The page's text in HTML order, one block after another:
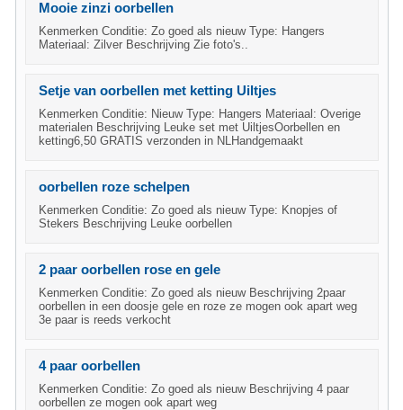
Mooie zinzi oorbellen
Kenmerken Conditie: Zo goed als nieuw Type: Hangers
Materiaal: Zilver Beschrijving Zie foto's..
Setje van oorbellen met ketting Uiltjes
Kenmerken Conditie: Nieuw Type: Hangers Materiaal: Overige
materialen Beschrijving Leuke set met UiltjesOorbellen en
ketting6,50 GRATIS verzonden in NLHandgemaakt
oorbellen roze schelpen
Kenmerken Conditie: Zo goed als nieuw Type: Knopjes of
Stekers Beschrijving Leuke oorbellen
2 paar oorbellen rose en gele
Kenmerken Conditie: Zo goed als nieuw Beschrijving 2paar
oorbellen in een doosje gele en roze ze mogen ook apart weg
3e paar is reeds verkocht
4 paar oorbellen
Kenmerken Conditie: Zo goed als nieuw Beschrijving 4 paar
oorbellen ze mogen ook apart weg